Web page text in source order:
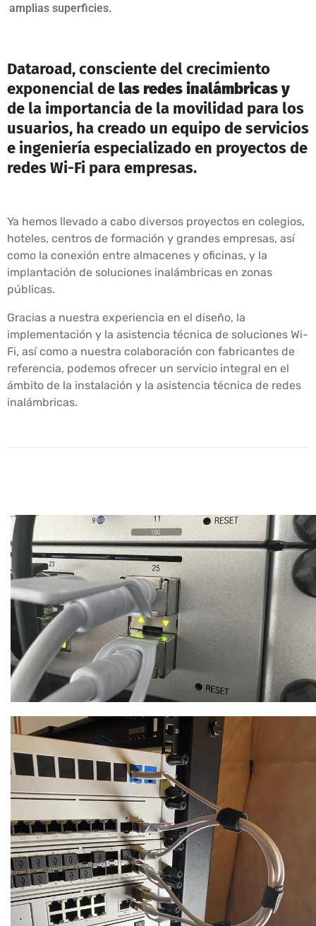
amplias superficies.
Dataroad, consciente del crecimiento
exponencial delas redes inalámbricas y
de la importancia de la movilidad para los
usuarios, ha creado un equipo de servicios
e ingeniería especializado en proyectos de
redes Wi-Fi para empresas.
Ya hemos llevado a cabo diversos proyectos en colegios,
hoteles, centros de formación y grandes empresas, así
como la conexión entre almacenes y oficinas, y la
implantación de soluciones inalámbricas en zonas
públicas.
Gracias a nuestra experiencia en el diseño, la
implementación y la asistencia técnica de soluciones Wi-
Fi, así como a nuestra colaboración con fabricantes de
referencia, podemos ofrecer un servicio integral en el
ámbito de la instalación y la asistencia técnica de redes
inalámbricas.